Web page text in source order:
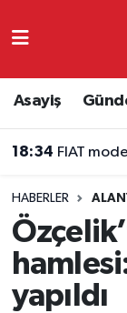
Asayiş
18:34 FIAT
HABERLER
yapıldı
Ekonomi
Resmi
Alanyaspor
Antalya
Süper Lig
Tüm